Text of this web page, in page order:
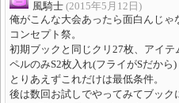
風騎士 (2015年5月12日)
俺がこんな大会あったら面白んじゃ
コンセプト祭。
初期ブックと同じクリ27枚、アイ
ペルのみS2枚入れ(フライがSだから)
とりあえずこれだけは最低条件。
後は数回お試しでやってみてブッ